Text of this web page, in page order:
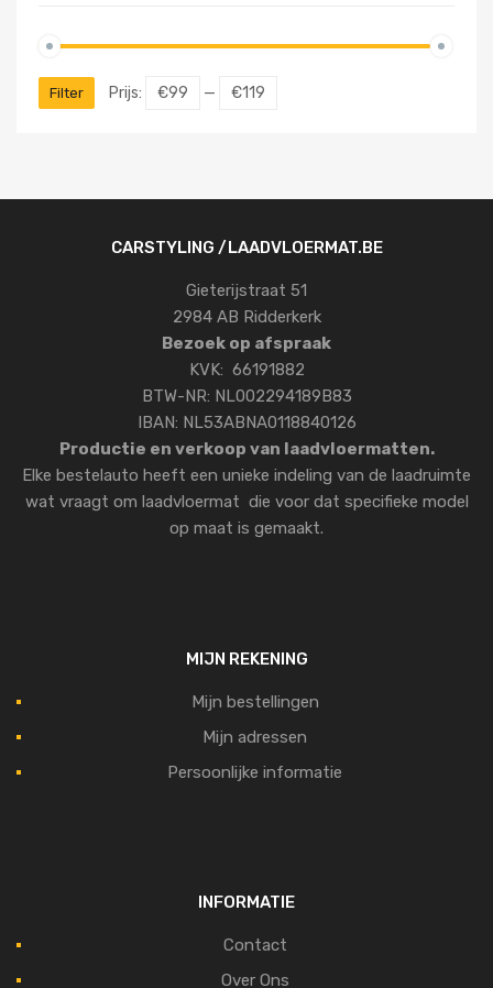
Filter Prijs: €99 — €119
CARSTYLING /LAADVLOERMAT.BE
Gieterijstraat 51
2984 AB Ridderkerk
Bezoek op afspraak
KVK: 66191882
BTW-NR: NL002294189B83
IBAN: NL53ABNA0118840126
Productie en verkoop van laadvloermatten.
Elke bestelauto heeft een unieke indeling van de laadruimte
wat vraagt om laadvloermat die voor dat specifieke model
op maat is gemaakt.
MIJN REKENING
Mijn bestellingen
Mijn adressen
Persoonlijke informatie
INFORMATIE
Contact
Over Ons